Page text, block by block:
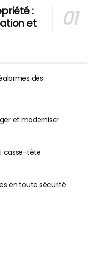
:
et
des
et moderniser
casse-tête
en toute sécurité